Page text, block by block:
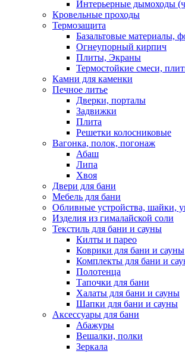
Интерьерные дымоходы
Кровельные проходы
Термозащита
Базальтовые материалы,
Огнеупорный кирпич
Плиты, Экраны
Термостойкие смеси,
Камни для каменки
Печное литье
Дверки, порталы
Задвижки
Плита
Решетки колосниковые
Вагонка, полок, погонаж
Абаш
Липа
Хвоя
Двери для бани
Мебель для бани
Обливные устройства, шайки,
Изделия из гималайской соли
Текстиль для бани и сауны
Килты и парео
Коврики для бани и сауны
Комплекты для бани и
Полотенца
Тапочки для бани
Халаты для бани и сауны
Шапки для бани и сауны
Аксессуары для бани
Абажуры
Вешалки, полки
Зеркала